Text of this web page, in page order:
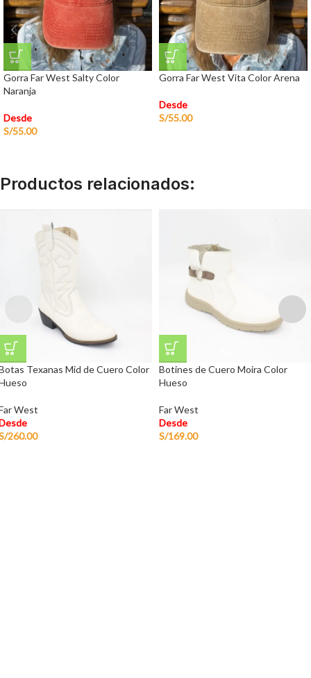
Gorra Far West Salty Color
Naranja
Desde
S/55.00
Gorra Far West Vita Color Arena
Desde
S/55.00
Productos relacionados:
Texanas Mid de Cuero Color
West
260.00
Botines de Cuero Moira Color
Hueso
Far West
Desde
S/169.00